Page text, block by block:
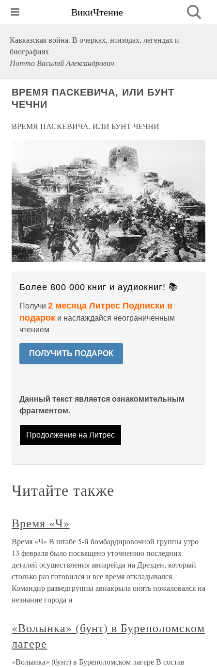
ВикиЧтение
Кавказская война. В очерках, эпизодах, легендах и
биографиях
Потто Василий Александрович
ВРЕМЯ ПАСКЕВИЧА, ИЛИ БУНТ
ЧЕЧНИ
ВРЕМЯ ПАСКЕВИЧА, ИЛИ БУНТ ЧЕЧНИ
Более 800 000 книг и аудиокниг! 📚
Получи 2 месяца Литрес Подписки в
подарок и наслаждайся неограниченным
чтением
ПОЛУЧИТЬ ПОДАРОК
Данный текст является ознакомительным
фрагментом.
Продолжение на Литрес
Читайте также
Время «Ч»
Время «Ч» В штабе 5-й бомбардировочной группы утро
13 февраля было посвящено уточнению последних
деталей осуществления авиарейда на Дрезден, который
столько раз готовился и все время откладывался.
Командир разведгруппы авиакрыла опять пожаловался на
незнание города и
«Волынка» (бунт) в Буреполомском
лагере
«Волынка» (бунт) в Буреполомском лагере В состав